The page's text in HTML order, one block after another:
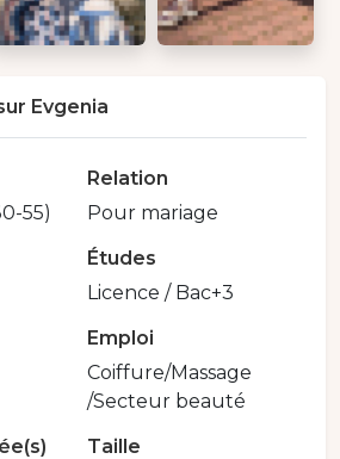
Evgenia
55)
Relation
Pour mariage
Études
Licence / Bac+3
Emploi
Coiffure/Massage
/Secteur beauté
Taille